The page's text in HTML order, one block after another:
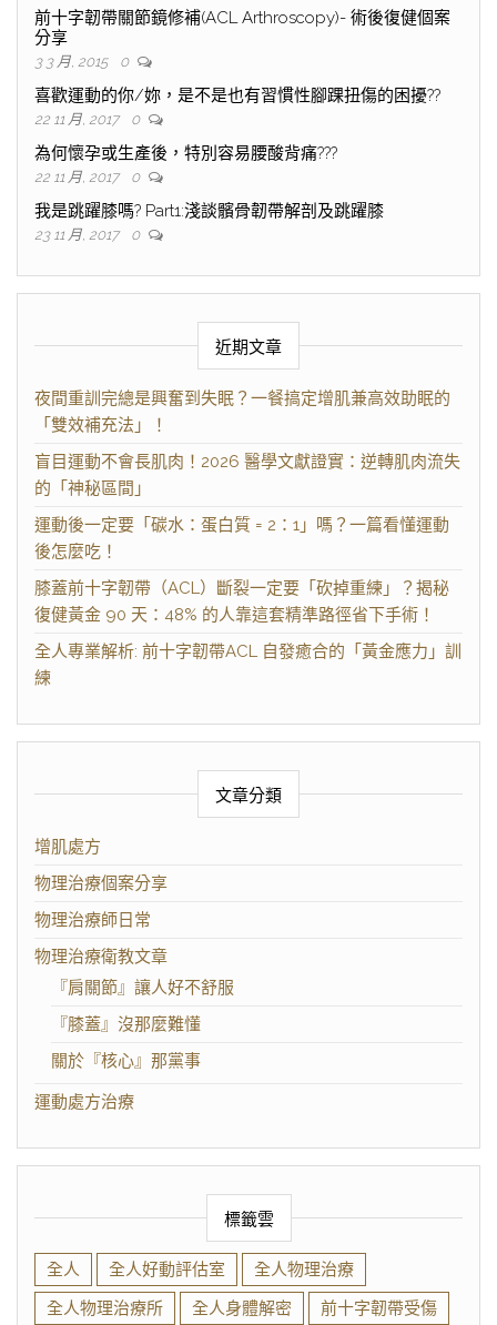
前十字韌帶關節鏡修補(ACL Arthroscopy)- 術後復健個案
分享
3 3 月, 2015 0
喜歡運動的你/妳，是不是也有習慣性腳踝扭傷的困擾??
22 11 月, 2017 0
為何懷孕或生產後，特別容易腰酸背痛???
22 11 月, 2017 0
我是跳躍膝嗎? Part1:淺談髕骨韌帶解剖及跳躍膝
23 11 月, 2017 0
近期文章
夜間重訓完總是興奮到失眠？一餐搞定增肌兼高效助眠的
「雙效補充法」！
盲目運動不會長肌肉！2026 醫學文獻證實：逆轉肌肉流失
的「神秘區間」
運動後一定要「碳水：蛋白質 = 2：1」嗎？一篇看懂運動
後怎麼吃！
膝蓋前十字韌帶（ACL）斷裂一定要「砍掉重練」？揭秘
復健黃金 90 天：48% 的人靠這套精準路徑省下手術！
全人專業解析: 前十字韌帶ACL 自發癒合的「黃金應力」訓
練
文章分類
增肌處方
物理治療個案分享
物理治療師日常
物理治療衛教文章
『肩關節』讓人好不舒服
『膝蓋』沒那麼難懂
關於『核心』那黨事
運動處方治療
標籤雲
全人 全人好動評估室
全人物理治療
全人物理治療所
全人身體解密 前十字韌帶受傷